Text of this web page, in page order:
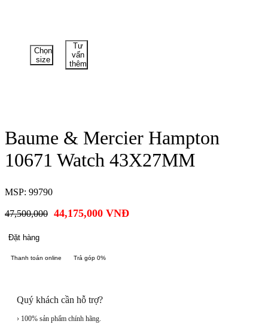
Chọn
size
Tư
vấn
thêm
Baume & Mercier Hampton
10671 Watch 43X27MM
MSP: 99790
47,500,000 44,175,000 VNĐ
Đặt hàng
Thanh toán online Trả góp 0%
Quý khách cần hỗ trợ?
› 100% sản phẩm chính hãng.